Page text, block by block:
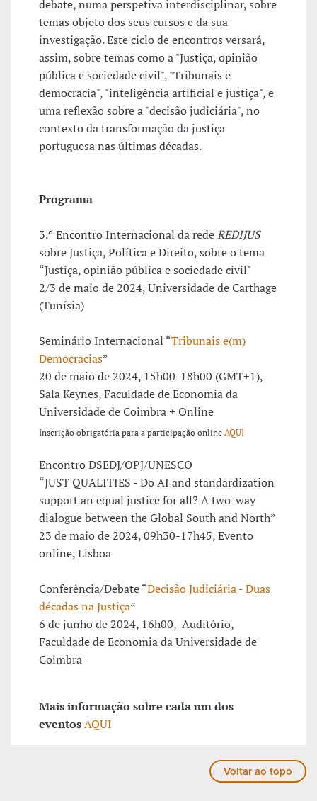
debate, numa perspetiva interdisciplinar, sobre
temas objeto dos seus cursos e da sua
investigação. Este ciclo de encontros versará,
assim, sobre temas como a "Justiça, opinião
pública e sociedade civil", "Tribunais e
democracia", "inteligência artificial e justiça", e
uma reflexão sobre a "decisão judiciária", no
contexto da transformação da justiça
portuguesa nas últimas décadas.
Programa
3.º Encontro Internacional da redeREDIJUS
sobre Justiça, Política e Direito, sobre o tema
“Justiça, opinião pública e sociedade civil"
2/3 de maio de 2024, Universidade de Carthage
(Tunísia)
Seminário Internacional “Tribunais e(m)
Democracias”
20 de maio de 2024, 15h00-18h00 (GMT+1),
Sala Keynes, Faculdade de Economia da
Universidade de Coimbra + Online
Inscrição obrigatória para a participação online AQUI
Encontro DSEDJ/OPJ/UNESCO
“JUST QUALITIES - Do AI and standardization
support an equal justice for all? A two-way
dialogue between the Global South and North”
23 de maio de 2024, 09h30-17h45, Evento
online, Lisboa
Conferência/Debate “Decisão Judiciária - Duas
décadas na Justiça”
6 de junho de 2024, 16h00, Auditório,
Faculdade de Economia da Universidade de
Coimbra
Mais informação sobre cada um dos
eventosAQUI
Voltar ao topo